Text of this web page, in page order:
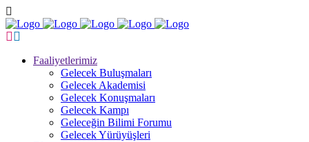
Faaliyetlerimiz
Gelecek Buluşmaları
Gelecek Akademisi
Gelecek Konuşmaları
Gelecek Kampı
Geleceğin Bilimi Forumu
Gelecek Yürüyüşleri